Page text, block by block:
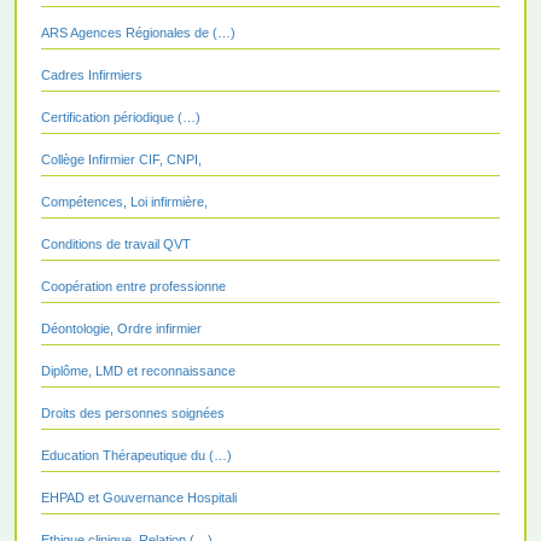
ARS Agences Régionales de (…)
Cadres Infirmiers
Certification périodique (…)
Collège Infirmier CIF, CNPI,
Compétences, Loi infirmière,
Conditions de travail QVT
Coopération entre professionne
Déontologie, Ordre infirmier
Diplôme, LMD et reconnaissance
Droits des personnes soignées
Education Thérapeutique du (…)
EHPAD et Gouvernance Hospitali